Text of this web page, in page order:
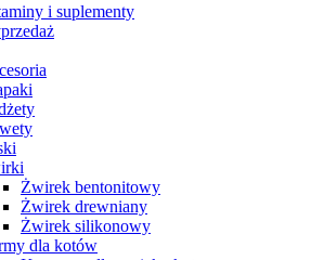
i suplementy
Żwirek bentonitowy
Żwirek drewniany
Żwirek silikonowy
dla kotów